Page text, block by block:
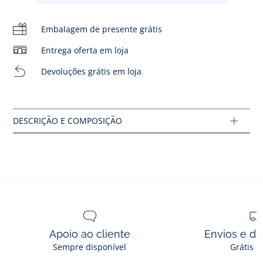
Embalagem de presente grátis
Entrega oferta em loja
Devoluções grátis em loja
- Biqueira pespontada
- Fabricado em Espanha
- O modelo calça acima do número habitual
Ref : 2024312
Apoio ao cliente
Sempre disponível
Envios e
Grátis